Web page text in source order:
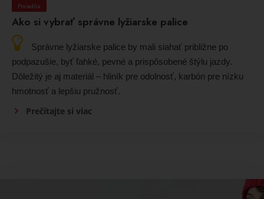
Poradňa
Ako si vybrať správne lyžiarske palice
Správne lyžiarske palice by mali siahať približne po
podpazušie, byť ľahké, pevné a prispôsobené štýlu jazdy.
Dôležitý je aj materiál – hliník pre odolnosť, karbón pre nízku
hmotnosť a lepšiu pružnosť.
Prečítajte si viac